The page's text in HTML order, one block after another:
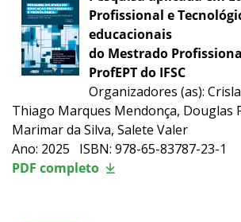
Profissional e
educacionais
do Mestrado
ProfEPT do IFSC
Organizadores (as):
Thiago Marques Mendonça, Douglas
Marimar da Silva, Salete Valer
Ano: 2025 ISBN: 978-65-83787-23-1
PDF completo